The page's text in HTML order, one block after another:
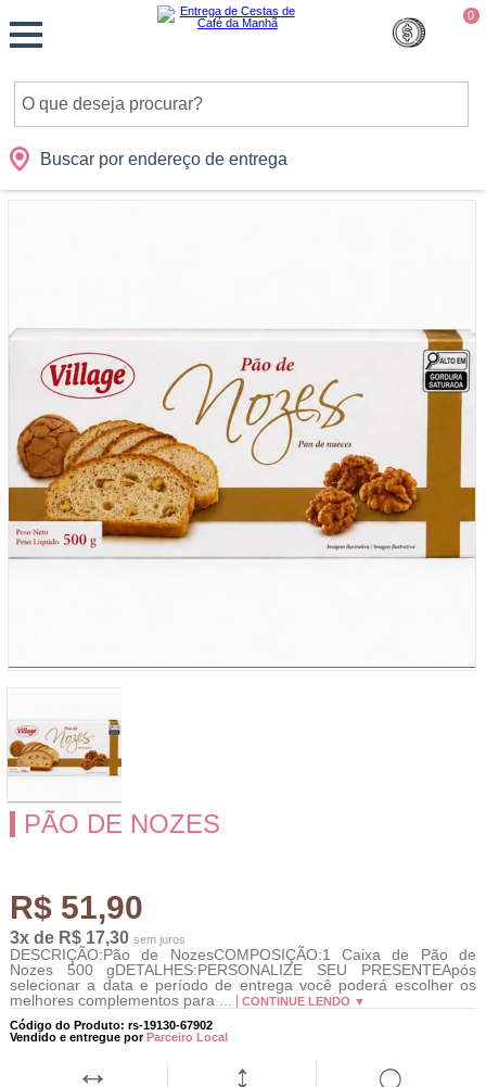
0
Buscar por endereço de entrega
Cidades Presentes Datas Shopping
Monte
sua
PÃO DE NOZES
R$ 51,90
3x de R$ 17,30 sem juros
DESCRIÇÃO:Pão de NozesCOMPOSIÇÃO:1 Caixa de Pão de
Nozes 500 gDETALHES:PERSONALIZE SEU PRESENTEApós
selecionar a data e período de entrega você poderá escolher os
melhores complementos para ...
CONTINUE LENDO ▼
Código do Produto: rs-19130-67902
Vendido e entregue porParceiro Local